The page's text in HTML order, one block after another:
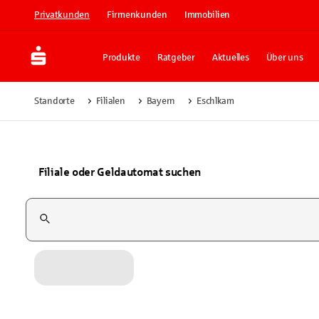
Privatkunden Firmenkunden Immobilien
Produkte Ratgeber Aktuelles Über uns
Standorte Filialen Bayern Eschlkam
Filiale oder Geldautomat suchen
Suchfeld